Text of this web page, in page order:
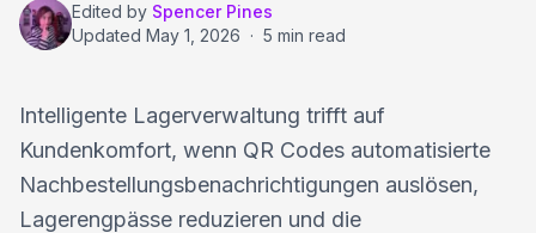
Edited by Spencer Pines
Updated May 1, 2026 · 5 min read
Intelligente Lagerverwaltung trifft auf
Kundenkomfort, wenn QR Codes automatisierte
Nachbestellungsbenachrichtigungen auslösen,
Lagerengpässe reduzieren und die